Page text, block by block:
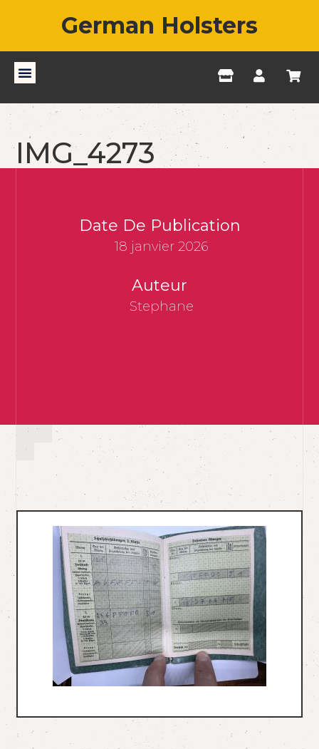
German Holsters
IMG_4273
Date De Publication
18 janvier 2026
Auteur
Stephane